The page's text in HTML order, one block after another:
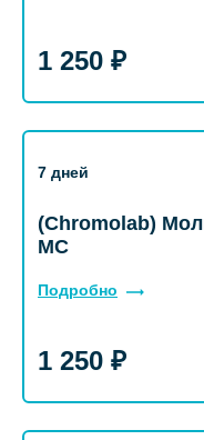
1 250 ₽
7 дней
(Chromolab)
МС
Подробно
1 250 ₽